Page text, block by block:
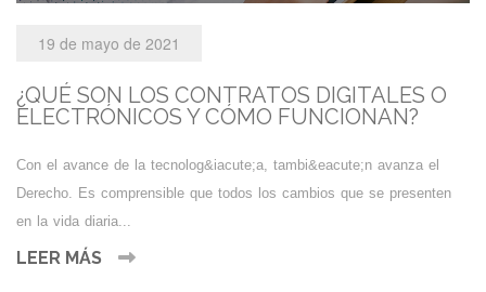
19 de mayo de 2021
¿QUÉ SON LOS CONTRATOS DIGITALES O
ELECTRÓNICOS Y CÓMO FUNCIONAN?
Con el avance de la tecnolog&iacute;a, tambi&eacute;n avanza el
Derecho. Es comprensible que todos los cambios que se presenten
en la vida diaria...
LEER MÁS